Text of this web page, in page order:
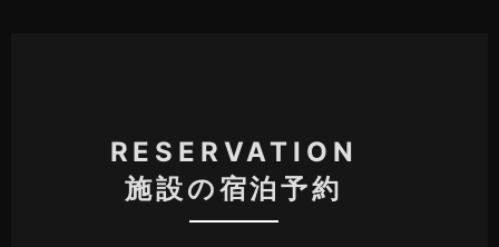
RESERVATION
施設の宿泊予約